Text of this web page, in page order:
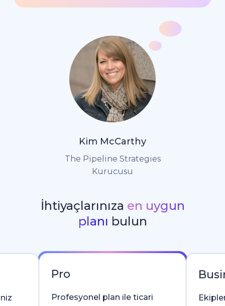
Kim McCarthy
The Pipeline Strategies
Kurucusu
İhtiyaçlarınıza en uygun
planı bulun
Pro
Profesyonel plan ile ticari